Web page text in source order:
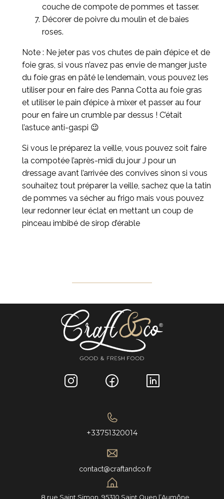
couche de compote de pommes et tasser.
Décorer de poivre du moulin et de baies
roses.
Note : Ne jeter pas vos chutes de pain d’épice et de
foie gras, si vous n’avez pas envie de manger juste
du foie gras en pâté le lendemain, vous pouvez les
utiliser pour en faire des Panna Cotta au foie gras
et utiliser le pain d’épice à mixer et passer au four
pour en faire un crumble par dessus ! C’était
l’astuce anti-gaspi 😉
Si vous le préparez la veille, vous pouvez soit faire
la compotée l’après-midi du jour J pour un
dressage avant l’arrivée des convives sinon si vous
souhaitez tout préparer la veille, sachez que la tatin
de pommes va sécher au frigo mais vous pouvez
leur redonner leur éclat en mettant un coup de
pinceau imbibé de sirop d’érable
+33751320014
contact@craftandco.fr
8 rue Saint Simon, 95310 Saint Ouen l’Aumône